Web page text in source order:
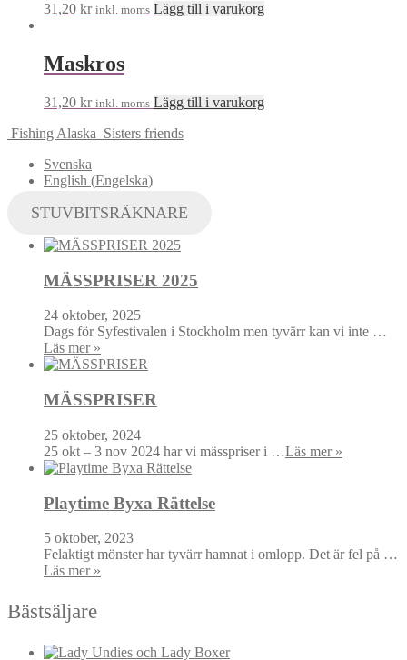
31,20 kr inkl. moms Lägg till i varukorg
Maskros
31,20 kr inkl. moms Lägg till i varukorg
Fishing Alaska Sisters friends
Svenska
English (Engelska)
STUVBITSRÄKNARE
MÄSSPRISER 2025
24 oktober, 2025
Dags för Syfestivalen i Stockholm men tyvärr kan vi inte …
Läs mer »
MÄSSPRISER
25 oktober, 2024
25 okt – 3 nov 2024 har vi mässpriser i …Läs mer »
Playtime Byxa Rättelse
5 oktober, 2023
Felaktigt mönster har tyvärr hamnat i omlopp. Det är fel på …
Läs mer »
Bästsäljare